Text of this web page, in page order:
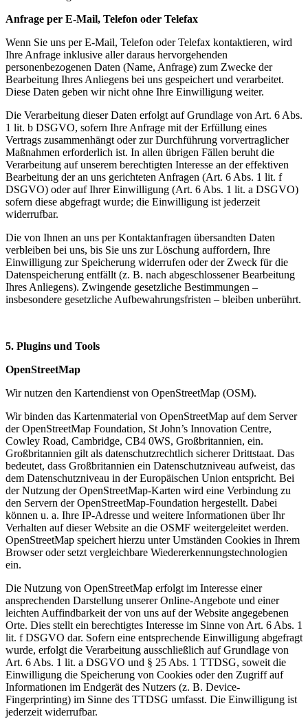
Anfrage per E-Mail, Telefon oder Telefax
Wenn Sie uns per E-Mail, Telefon oder Telefax kontaktieren, wird
Ihre Anfrage inklusive aller daraus hervorgehenden
personenbezogenen Daten (Name, Anfrage) zum Zwecke der
Bearbeitung Ihres Anliegens bei uns gespeichert und verarbeitet.
Diese Daten geben wir nicht ohne Ihre Einwilligung weiter.
Die Verarbeitung dieser Daten erfolgt auf Grundlage von Art. 6 Abs.
1 lit. b DSGVO, sofern Ihre Anfrage mit der Erfüllung eines
Vertrags zusammenhängt oder zur Durchführung vorvertraglicher
Maßnahmen erforderlich ist. In allen übrigen Fällen beruht die
Verarbeitung auf unserem berechtigten Interesse an der effektiven
Bearbeitung der an uns gerichteten Anfragen (Art. 6 Abs. 1 lit. f
DSGVO) oder auf Ihrer Einwilligung (Art. 6 Abs. 1 lit. a DSGVO)
sofern diese abgefragt wurde; die Einwilligung ist jederzeit
widerrufbar.
Die von Ihnen an uns per Kontaktanfragen übersandten Daten
verbleiben bei uns, bis Sie uns zur Löschung auffordern, Ihre
Einwilligung zur Speicherung widerrufen oder der Zweck für die
Datenspeicherung entfällt (z. B. nach abgeschlossener Bearbeitung
Ihres Anliegens). Zwingende gesetzliche Bestimmungen –
insbesondere gesetzliche Aufbewahrungsfristen – bleiben unberührt.
5. Plugins und Tools
OpenStreetMap
Wir nutzen den Kartendienst von OpenStreetMap (OSM).
Wir binden das Kartenmaterial von OpenStreetMap auf dem Server
der OpenStreetMap Foundation, St John’s Innovation Centre,
Cowley Road, Cambridge, CB4 0WS, Großbritannien, ein.
Großbritannien gilt als datenschutzrechtlich sicherer Drittstaat. Das
bedeutet, dass Großbritannien ein Datenschutzniveau aufweist, das
dem Datenschutzniveau in der Europäischen Union entspricht. Bei
der Nutzung der OpenStreetMap-Karten wird eine Verbindung zu
den Servern der OpenStreetMap-Foundation hergestellt. Dabei
können u. a. Ihre IP-Adresse und weitere Informationen über Ihr
Verhalten auf dieser Website an die OSMF weitergeleitet werden.
OpenStreetMap speichert hierzu unter Umständen Cookies in Ihrem
Browser oder setzt vergleichbare Wiedererkennungstechnologien
ein.
Die Nutzung von OpenStreetMap erfolgt im Interesse einer
ansprechenden Darstellung unserer Online-Angebote und einer
leichten Auffindbarkeit der von uns auf der Website angegebenen
Orte. Dies stellt ein berechtigtes Interesse im Sinne von Art. 6 Abs. 1
lit. f DSGVO dar. Sofern eine entsprechende Einwilligung abgefragt
wurde, erfolgt die Verarbeitung ausschließlich auf Grundlage von
Art. 6 Abs. 1 lit. a DSGVO und § 25 Abs. 1 TTDSG, soweit die
Einwilligung die Speicherung von Cookies oder den Zugriff auf
Informationen im Endgerät des Nutzers (z. B. Device-
Fingerprinting) im Sinne des TTDSG umfasst. Die Einwilligung ist
jederzeit widerrufbar.